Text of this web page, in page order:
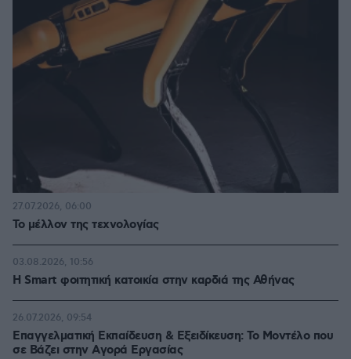
Το μέλλον της τεχνολογίας
27.07.2026, 06:00
Η Smart φοιτητική κατοικία στην καρδιά της Αθήνας
03.08.2026, 10:56
Επαγγελματική Εκπαίδευση & Εξειδίκευση: Το Mοντέλο που
σε Bάζει στην Aγορά Eργασίας
26.07.2026, 09:54